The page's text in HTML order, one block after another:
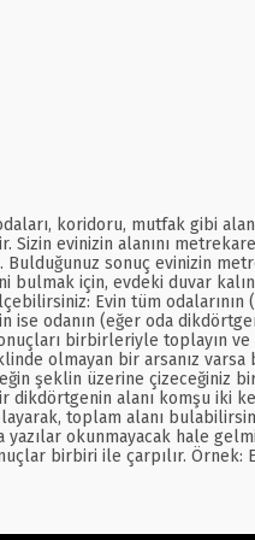
koridoru, mutfak gibi
Sizin evinizin alanını
sonuç evinizin
bulmak için, evdeki duvar
Evin tüm odalarının
ise odanın (eğer oda
birbirleriyle toplayın ve
olmayan bir arsanız varsa
şeklin üzerine çizeceğiniz
alanı komşu iki
toplam alanı
okunmayacak hale
birbiri ile çarpılır. Örnek: